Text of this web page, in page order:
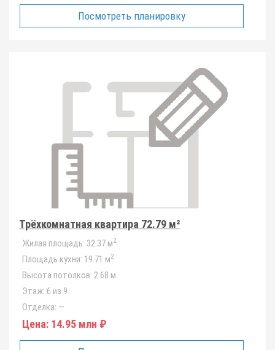
Посмотреть планировку
Трёхкомнатная квартира 72.79 м²
Жилая площадь: 32.37 м2
Площадь кухни: 19.71 м2
Высота потолков: 2.68 м
Этаж: 6 из 9
Отделка: —
Цена: 14.95 млн ₽